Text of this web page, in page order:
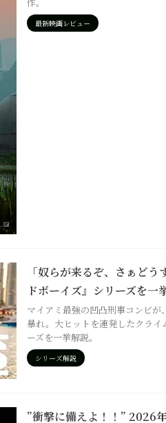
作。
最新映画レビュー
「奴らが来るぞ、さぁどう
ドボーイズ』シリーズを一
マイアミ最強の凹凸刑事コンビが
暴れ。大ヒットを連発したクライ
ーズを一挙解説。
シリーズ解説
”衝撃に備えよ！！” 2026